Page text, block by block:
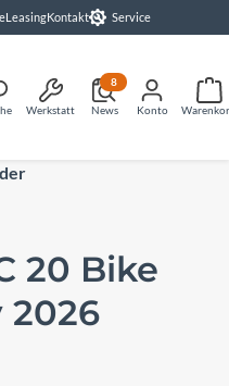
LeasingKontakt Service
Werkstatt News
8
Konto
20 Bike
2026